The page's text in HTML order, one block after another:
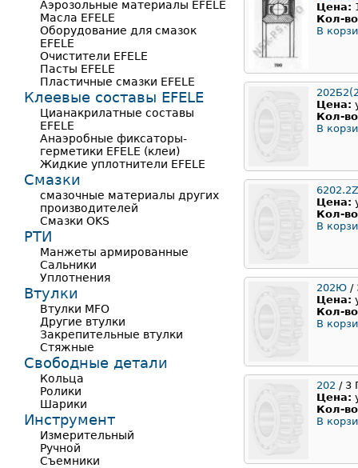
Цена:
Кол-
В
Цена:
Кол-
В
6202.2Z
Цена:
Кол-
В
202Ю /
Цена:
Кол-
В
202 / 3
Цена:
Кол-
В
Аэрозольные материалы EFELE
Масла EFELE
Оборудование для смазок
EFELE
Очистители EFELE
Пасты EFELE
Пластичные смазки EFELE
Клеевые составы EFELE
Цианакрилатные составы
EFELE
Анаэробные фиксаторы-
герметики EFELE (клеи)
Жидкие уплотнители EFELE
Смазки
смазочные материалы других
производителей
Смазки OKS
РТИ
Манжеты армированные
Сальники
Уплотнения
Втулки
Втулки MFO
Другие втулки
Закрепительные втулки
Стяжные
Свободные детали
Кольца
Ролики
Шарики
Инструмент
Измерительный
Ручной
Съемники